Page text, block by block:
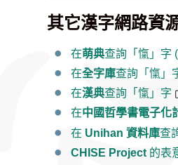
其它漢字網路資
在萌典查詢「愾」字
在全字庫查詢「愾」
在漢典查詢「愾」字
在中國哲學書電子化
在 Unihan 資料庫查
CHISE Project 的表